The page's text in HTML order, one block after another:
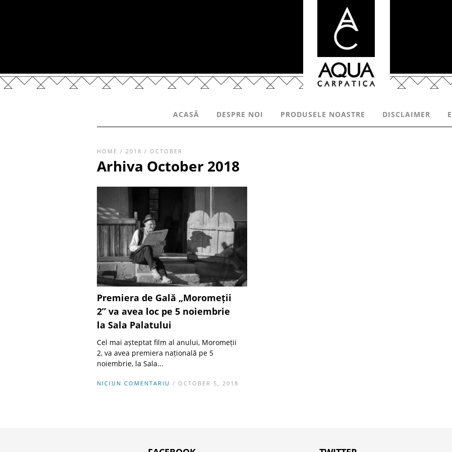
ACASĂ DESPRE NOI PRODUSELE NOASTRE DISCLAIMER
HOME / 2018 / OCTOBER
Arhiva October 2018
Premiera de Gală „Moromeții
2” va avea loc pe 5 noiembrie
la Sala Palatului
Cel mai așteptat film al anului, Moromeții
2, va avea premiera națională pe 5
noiembrie, la Sala...
NICIUN COMENTARIU / OCTOBER 5, 2018